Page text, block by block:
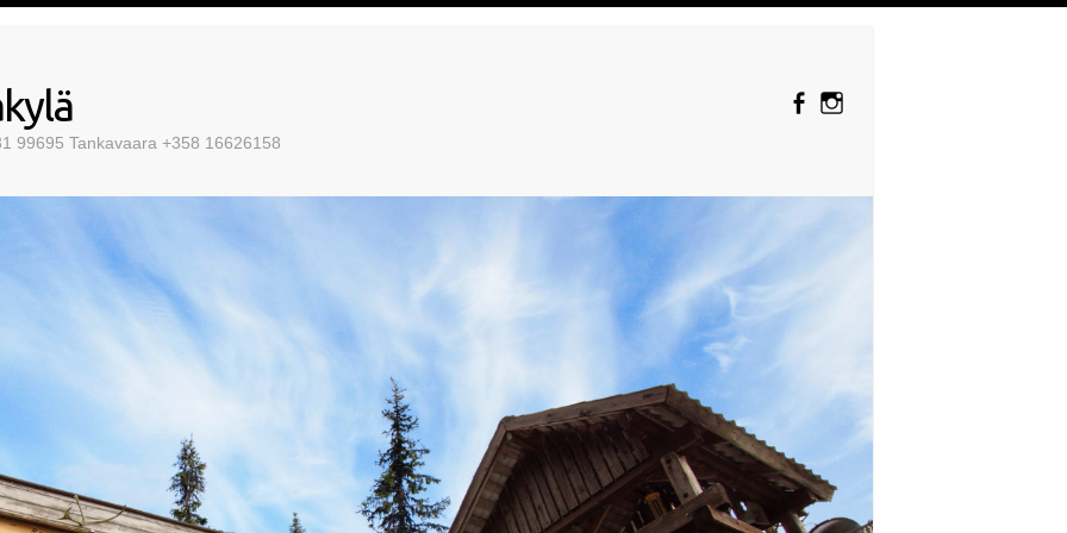
99695 Tankavaara +358 16626158